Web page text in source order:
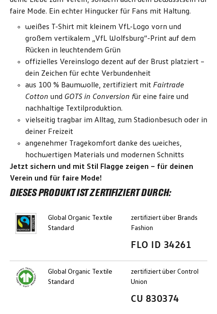
faire Mode. Ein echter Hingucker für Fans mit Haltung.
weißes T-Shirt mit kleinem VfL-Logo vorn und
großem vertikalem „VfL Wolfsburg“-Print auf dem
Rücken in leuchtendem Grün
offizielles Vereinslogo dezent auf der Brust platziert –
dein Zeichen für echte Verbundenheit
aus 100 % Baumwolle, zertifiziert mit Fairtrade
Cotton und GOTS in Conversion für eine faire und
nachhaltige Textilproduktion.
vielseitig tragbar im Alltag, zum Stadionbesuch oder in
deiner Freizeit
angenehmer Tragekomfort danke des weiches,
hochwertigen Materials und modernen Schnitts
Jetzt sichern und mit Stil Flagge zeigen – für deinen
Verein und für faire Mode!
DIESES PRODUKT IST ZERTIFIZIERT DURCH:
Global Organic Textile
Standard
zertifiziert über Brands
Fashion
FLO ID 34261
Global Organic Textile
Standard
zertifiziert über Control
Union
CU 830374